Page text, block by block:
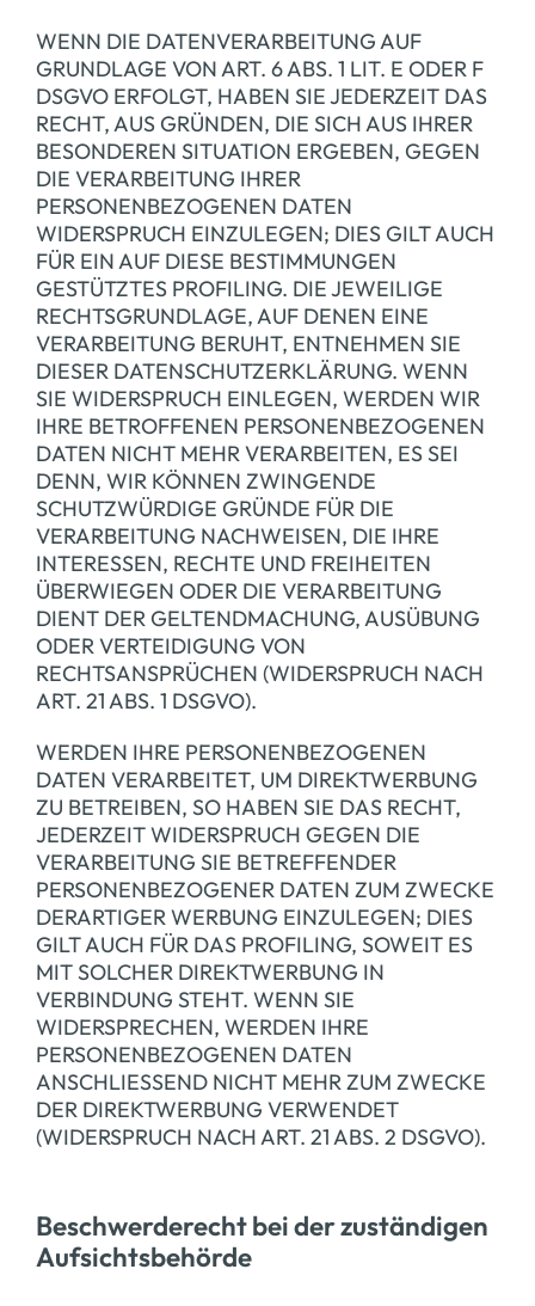
WENN DIE DATENVERARBEITUNG AUF
GRUNDLAGE VON ART. 6 ABS. 1 LIT. E ODER F
DSGVO ERFOLGT, HABEN SIE JEDERZEIT DAS
RECHT, AUS GRÜNDEN, DIE SICH AUS IHRER
BESONDEREN SITUATION ERGEBEN, GEGEN
DIE VERARBEITUNG IHRER
PERSONENBEZOGENEN DATEN
WIDERSPRUCH EINZULEGEN; DIES GILT AUCH
FÜR EIN AUF DIESE BESTIMMUNGEN
GESTÜTZTES PROFILING. DIE JEWEILIGE
RECHTSGRUNDLAGE, AUF DENEN EINE
VERARBEITUNG BERUHT, ENTNEHMEN SIE
DIESER DATENSCHUTZERKLÄRUNG. WENN
SIE WIDERSPRUCH EINLEGEN, WERDEN WIR
IHRE BETROFFENEN PERSONENBEZOGENEN
DATEN NICHT MEHR VERARBEITEN, ES SEI
DENN, WIR KÖNNEN ZWINGENDE
SCHUTZWÜRDIGE GRÜNDE FÜR DIE
VERARBEITUNG NACHWEISEN, DIE IHRE
INTERESSEN, RECHTE UND FREIHEITEN
ÜBERWIEGEN ODER DIE VERARBEITUNG
DIENT DER GELTENDMACHUNG, AUSÜBUNG
ODER VERTEIDIGUNG VON
RECHTSANSPRÜCHEN (WIDERSPRUCH NACH
ART. 21 ABS. 1 DSGVO).
WERDEN IHRE PERSONENBEZOGENEN
DATEN VERARBEITET, UM DIREKTWERBUNG
ZU BETREIBEN, SO HABEN SIE DAS RECHT,
JEDERZEIT WIDERSPRUCH GEGEN DIE
VERARBEITUNG SIE BETREFFENDER
PERSONENBEZOGENER DATEN ZUM ZWECKE
DERARTIGER WERBUNG EINZULEGEN; DIES
GILT AUCH FÜR DAS PROFILING, SOWEIT ES
MIT SOLCHER DIREKTWERBUNG IN
VERBINDUNG STEHT. WENN SIE
WIDERSPRECHEN, WERDEN IHRE
PERSONENBEZOGENEN DATEN
ANSCHLIESSEND NICHT MEHR ZUM ZWECKE
DER DIREKTWERBUNG VERWENDET
(WIDERSPRUCH NACH ART. 21 ABS. 2 DSGVO).
Beschwerde­recht bei der zuständigen
Aufsichts­behörde